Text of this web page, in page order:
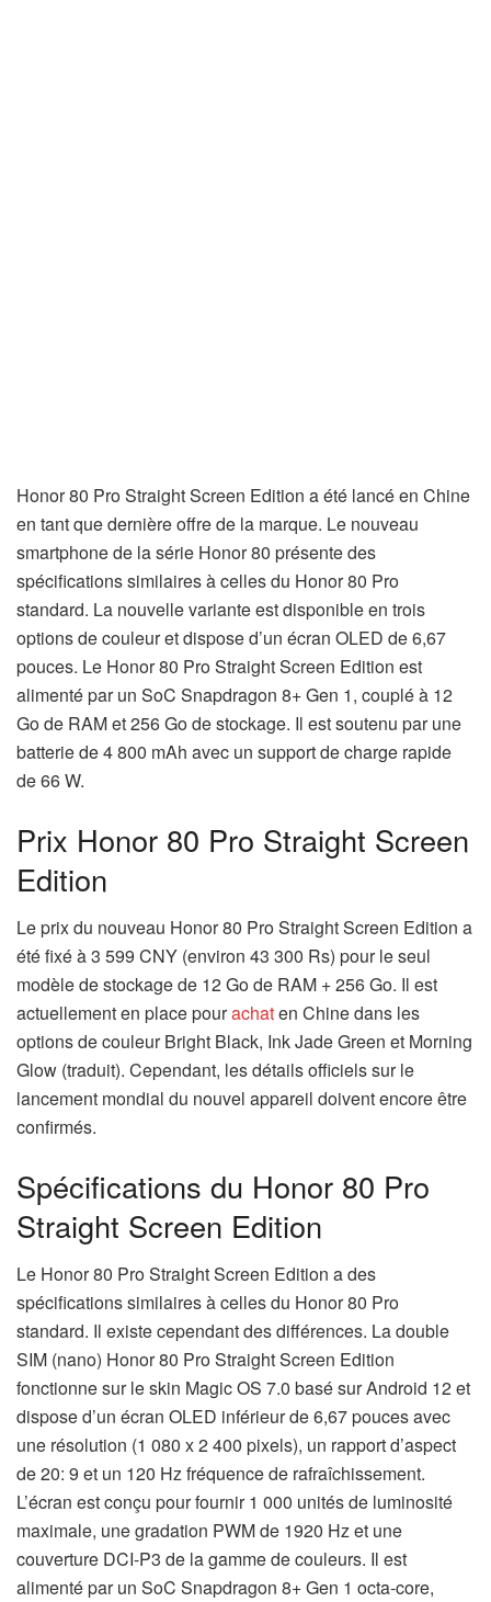
Honor 80 Pro Straight Screen Edition a été lancé en Chine
en tant que dernière offre de la marque. Le nouveau
smartphone de la série Honor 80 présente des
spécifications similaires à celles du Honor 80 Pro
standard. La nouvelle variante est disponible en trois
options de couleur et dispose d’un écran OLED de 6,67
pouces. Le Honor 80 Pro Straight Screen Edition est
alimenté par un SoC Snapdragon 8+ Gen 1, couplé à 12
Go de RAM et 256 Go de stockage. Il est soutenu par une
batterie de 4 800 mAh avec un support de charge rapide
de 66 W.
Prix ​​Honor 80 Pro Straight Screen
Edition
Le prix du nouveau Honor 80 Pro Straight Screen Edition a
été fixé à 3 599 CNY (environ 43 300 Rs) pour le seul
modèle de stockage de 12 Go de RAM + 256 Go. Il est
actuellement en place pourachaten Chine dans les
options de couleur Bright Black, Ink Jade Green et Morning
Glow (traduit). Cependant, les détails officiels sur le
lancement mondial du nouvel appareil doivent encore être
confirmés.
Spécifications du Honor 80 Pro
Straight Screen Edition
Le Honor 80 Pro Straight Screen Edition a des
spécifications similaires à celles du Honor 80 Pro
standard. Il existe cependant des différences. La double
SIM (nano) Honor 80 Pro Straight Screen Edition
fonctionne sur le skin Magic OS 7.0 basé sur Android 12 et
dispose d’un écran OLED inférieur de 6,67 pouces avec
une résolution (1 080 x 2 400 pixels), un rapport d’aspect
de 20: 9 et un 120 Hz fréquence de rafraîchissement.
L’écran est conçu pour fournir 1 000 unités de luminosité
maximale, une gradation PWM de 1920 Hz et une
couverture DCI-P3 de la gamme de couleurs. Il est
alimenté par un SoC Snapdragon 8+ Gen 1 octa-core,